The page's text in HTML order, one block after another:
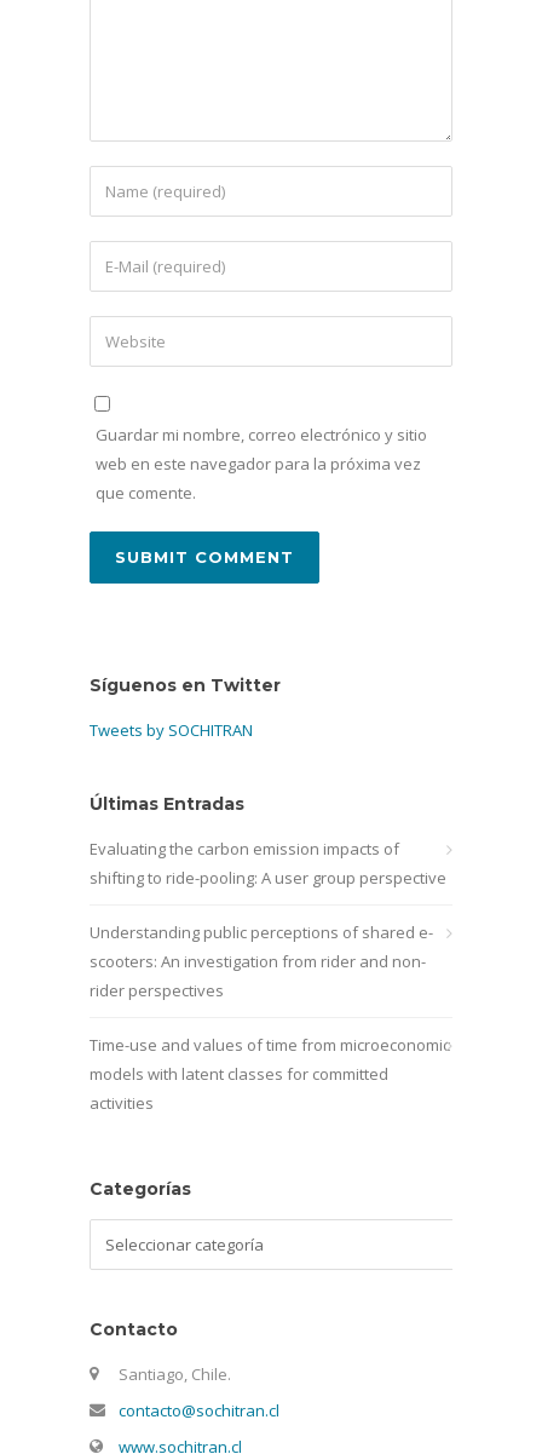
Guardar mi nombre, correo electrónico y sitio
web en este navegador para la próxima vez
que comente.
Síguenos en Twitter
Tweets by SOCHITRAN
Últimas Entradas
Evaluating the carbon emission impacts of
shifting to ride-pooling: A user group perspective
Understanding public perceptions of shared e-
scooters: An investigation from rider and non-
rider perspectives
Time-use and values of time from microeconomic
models with latent classes for committed
activities
Categorías
Contacto
Santiago, Chile.
contacto@sochitran.cl
www.sochitran.cl